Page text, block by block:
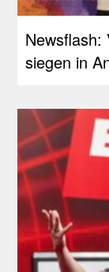
Newsflash:
siegen in